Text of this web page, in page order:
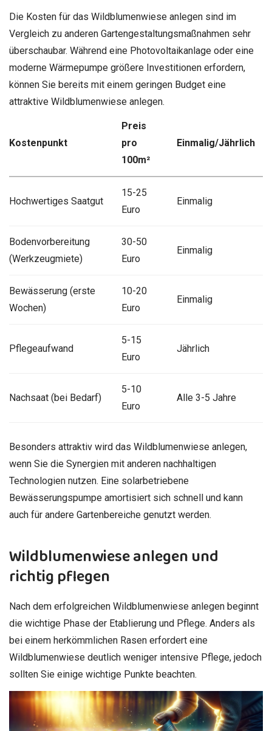
Die Kosten für das Wildblumenwiese anlegen sind im
Vergleich zu anderen Gartengestaltungsmaßnahmen sehr
überschaubar. Während eine Photovoltaikanlage oder eine
moderne Wärmepumpe größere Investitionen erfordern,
können Sie bereits mit einem geringen Budget eine
attraktive Wildblumenwiese anlegen.
Kostenpunkt
Preis
pro
100m²
Einmalig/Jährlich
Hochwertiges Saatgut
15-25
Euro
Einmalig
Bodenvorbereitung
(Werkzeugmiete)
30-50
Euro
Einmalig
Bewässerung (erste
Wochen)
10-20
Euro
Einmalig
Pflegeaufwand
5-15
Euro
Jährlich
Nachsaat (bei Bedarf)
5-10
Euro
Alle 3-5 Jahre
Besonders attraktiv wird das Wildblumenwiese anlegen,
wenn Sie die Synergien mit anderen nachhaltigen
Technologien nutzen. Eine solarbetriebene
Bewässerungspumpe amortisiert sich schnell und kann
auch für andere Gartenbereiche genutzt werden.
Wildblumenwiese anlegen und
richtig pflegen
Nach dem erfolgreichen Wildblumenwiese anlegen beginnt
die wichtige Phase der Etablierung und Pflege. Anders als
bei einem herkömmlichen Rasen erfordert eine
Wildblumenwiese deutlich weniger intensive Pflege, jedoch
sollten Sie einige wichtige Punkte beachten.